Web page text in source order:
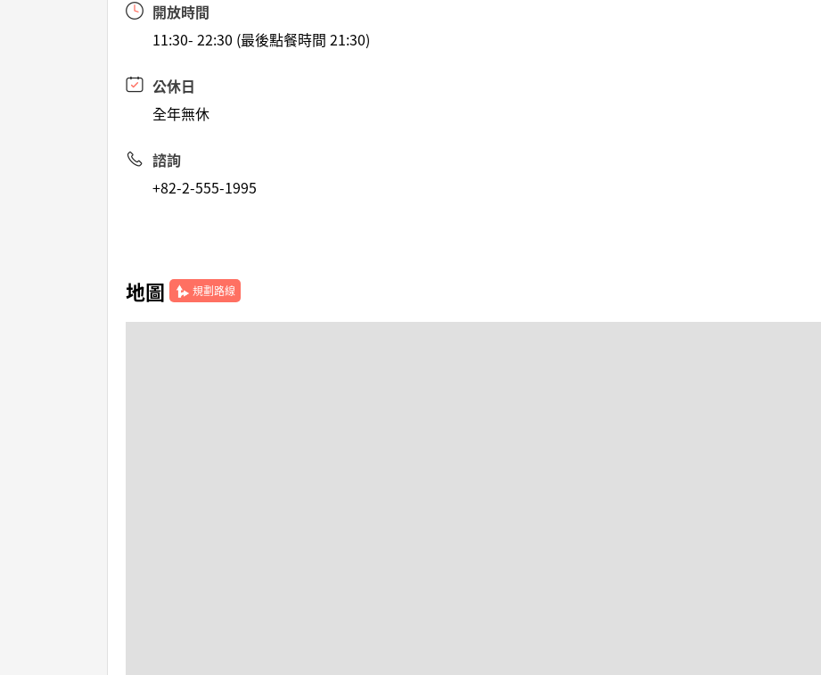
開放時間
11:30- 22:30 (最後點餐時間 21:30)
公休日
全年無休
諮詢
+82-2-555-1995
地圖 規劃路線